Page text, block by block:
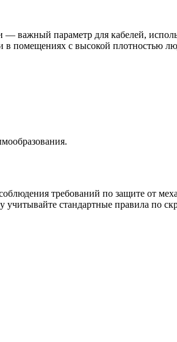
важный параметр для кабелей,
в помещениях с высокой плотностью
требований по защите от
стандартные правила по